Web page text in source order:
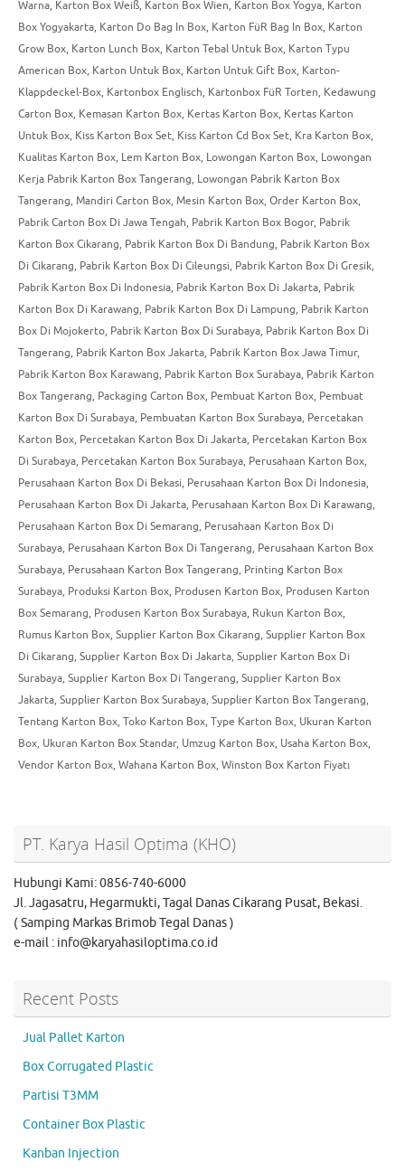
Warna, Karton Box Weiß, Karton Box Wien, Karton Box Yogya, Karton
Box Yogyakarta, Karton Do Bag In Box, Karton FüR Bag In Box, Karton
Grow Box, Karton Lunch Box, Karton Tebal Untuk Box, Karton Typu
American Box, Karton Untuk Box, Karton Untuk Gift Box, Karton-
Klappdeckel-Box, Kartonbox Englisch, Kartonbox FüR Torten, Kedawung
Carton Box, Kemasan Karton Box, Kertas Karton Box, Kertas Karton
Untuk Box, Kiss Karton Box Set, Kiss Karton Cd Box Set, Kra Karton Box,
Kualitas Karton Box, Lem Karton Box, Lowongan Karton Box, Lowongan
Kerja Pabrik Karton Box Tangerang, Lowongan Pabrik Karton Box
Tangerang, Mandiri Carton Box, Mesin Karton Box, Order Karton Box,
Pabrik Carton Box Di Jawa Tengah, Pabrik Karton Box Bogor, Pabrik
Karton Box Cikarang, Pabrik Karton Box Di Bandung, Pabrik Karton Box
Di Cikarang, Pabrik Karton Box Di Cileungsi, Pabrik Karton Box Di Gresik,
Pabrik Karton Box Di Indonesia, Pabrik Karton Box Di Jakarta, Pabrik
Karton Box Di Karawang, Pabrik Karton Box Di Lampung, Pabrik Karton
Box Di Mojokerto, Pabrik Karton Box Di Surabaya, Pabrik Karton Box Di
Tangerang, Pabrik Karton Box Jakarta, Pabrik Karton Box Jawa Timur,
Pabrik Karton Box Karawang, Pabrik Karton Box Surabaya, Pabrik Karton
Box Tangerang, Packaging Carton Box, Pembuat Karton Box, Pembuat
Karton Box Di Surabaya, Pembuatan Karton Box Surabaya, Percetakan
Karton Box, Percetakan Karton Box Di Jakarta, Percetakan Karton Box
Di Surabaya, Percetakan Karton Box Surabaya, Perusahaan Karton Box,
Perusahaan Karton Box Di Bekasi, Perusahaan Karton Box Di Indonesia,
Perusahaan Karton Box Di Jakarta, Perusahaan Karton Box Di Karawang,
Perusahaan Karton Box Di Semarang, Perusahaan Karton Box Di
Surabaya, Perusahaan Karton Box Di Tangerang, Perusahaan Karton Box
Surabaya, Perusahaan Karton Box Tangerang, Printing Karton Box
Surabaya, Produksi Karton Box, Produsen Karton Box, Produsen Karton
Box Semarang, Produsen Karton Box Surabaya, Rukun Karton Box,
Rumus Karton Box, Supplier Karton Box Cikarang, Supplier Karton Box
Di Cikarang, Supplier Karton Box Di Jakarta, Supplier Karton Box Di
Surabaya, Supplier Karton Box Di Tangerang, Supplier Karton Box
Jakarta, Supplier Karton Box Surabaya, Supplier Karton Box Tangerang,
Tentang Karton Box, Toko Karton Box, Type Karton Box, Ukuran Karton
Box, Ukuran Karton Box Standar, Umzug Karton Box, Usaha Karton Box,
Vendor Karton Box, Wahana Karton Box, Winston Box Karton Fiyatı
PT. Karya Hasil Optima (KHO)
Hubungi Kami: 0856-740-6000
Jl. Jagasatru, Hegarmukti, Tagal Danas Cikarang Pusat, Bekasi.
( Samping Markas Brimob Tegal Danas )
e-mail : info@karyahasiloptima.co.id
Recent Posts
Jual Pallet Karton
Box Corrugated Plastic
Partisi T3MM
Container Box Plastic
Kanban Injection